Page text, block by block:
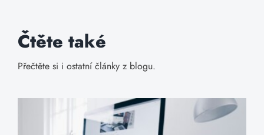
Čtěte také
Přečtěte si i ostatní články z blogu.